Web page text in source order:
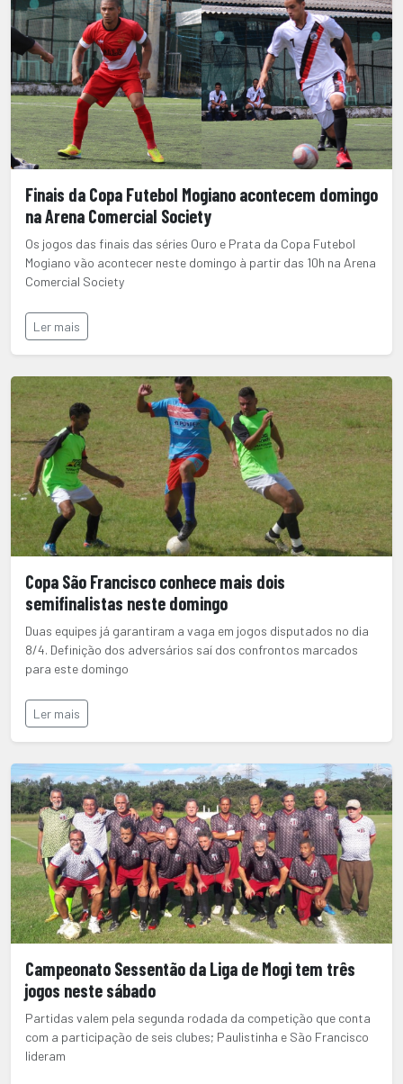
Finais da Copa Futebol Mogiano acontecem domingo
na Arena Comercial Society
Os jogos das finais das séries Ouro e Prata da Copa Futebol
Mogiano vão acontecer neste domingo à partir das 10h na Arena
Comercial Society
Ler mais
Copa São Francisco conhece mais dois
semifinalistas neste domingo
Duas equipes já garantiram a vaga em jogos disputados no dia
8/4. Definição dos adversários saí dos confrontos marcados
para este domingo
Ler mais
Campeonato Sessentão da Liga de Mogi tem três
jogos neste sábado
Partidas valem pela segunda rodada da competição que conta
com a participação de seis clubes; Paulistinha e São Francisco
lideram